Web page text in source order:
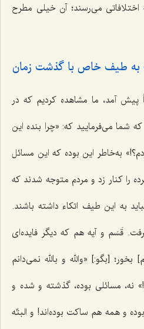
اختلافاتی می‌رسند؛ آن خیلی مطرح
به طیف خاص با گذشت زمان
آمد، ما مشاهده کردیم که در
شما می‌فرمایید که: «چرا بنده این
به‌خاطر این بوده که این مسائل
را کنار زد و مردم متوجه شدند که
به این طیف اتکاء داشته باشند.
قَسَم و آیه هم که دیگر فایده‌ای
[بگو:] «والله و بالله نمی‌دانم
نه، مسائلی بوده، گذشته و شده و
و همه هم ساکت بوده‌اند! و البتّه